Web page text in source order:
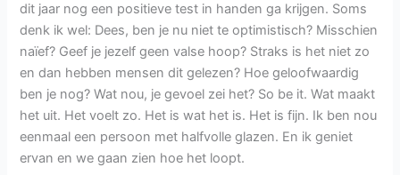
dit jaar nog een positieve test in handen ga krijgen. Soms
denk ik wel: Dees, ben je nu niet te optimistisch? Misschien
naïef? Geef je jezelf geen valse hoop? Straks is het niet zo
en dan hebben mensen dit gelezen? Hoe geloofwaardig
ben je nog? Wat nou, je gevoel zei het? So be it. Wat maakt
het uit. Het voelt zo. Het is wat het is. Het is fijn. Ik ben nou
eenmaal een persoon met halfvolle glazen. En ik geniet
ervan en we gaan zien hoe het loopt.